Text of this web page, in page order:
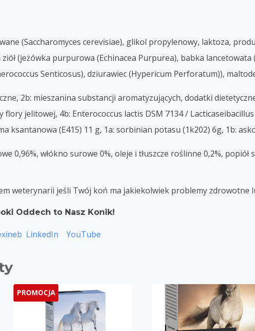
(Saccharomyces cerevisiae), glikol propylenowy, laktoza,
(jeżówka purpurowa (Echinacea Purpurea), babka
Senticosus), dziurawiec (Hypericum Perforatum)),
2b: mieszanina substancji aromatyzujących, dodatki
jelitowej, 4b: Enterococcus lactis DSM 7134 /
ksantanowa (E415) 11 g, 1a: sorbinian potasu (1k202) 6g, 1b:
0,96%, włókno surowe 0%, oleje i tłuszcze roślinne 0,2%,
weterynarii jeśli Twój koń ma jakiekolwiek problemy zdrowotne
Oddech to Nasz Konik!
LinkedIn YouTube
PROMOCJA